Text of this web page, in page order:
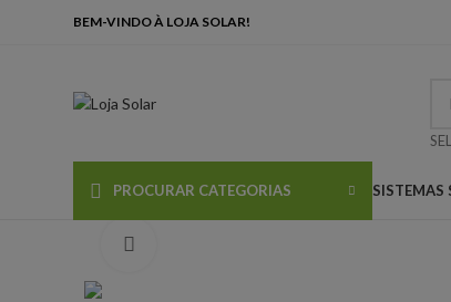
BEM-VINDO À LOJA SOLAR!
PROCURAR CATEGORIAS SISTEMAS